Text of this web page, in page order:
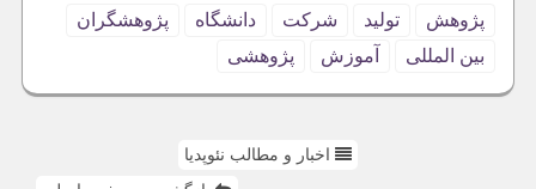
پژوهش تولید شركت دانشگاه
پژوهشگران
بین المللی
آموزش پژوهشی
اخبار و مطالب نئوپدیا